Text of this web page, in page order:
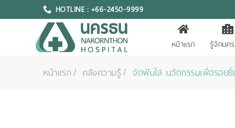
HOTLINE : +66-2450-9999
หน้าแรก รู้จักนค
หน้าแรก คลังความรู้ จัดฟันใส นวัตกรรมเพื่อรอย